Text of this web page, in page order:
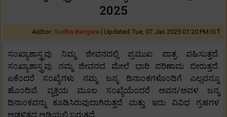
2025
Author: Sudha Bangera | Updated Tue, 07 Jan 2025 01:20 PM IST
ಸಂಖ್ಯಾಶಾಸ್ತ್ರವು ನಿಮ್ಮ ಜೀವನದಲ್ಲಿ ಪ್ರಮುಖ ಪಾತ್ರ ವಹಿಸುತ್ತದೆ.
ಸಂಖ್ಯಾಶಾಸ್ತ್ರವು ನಮ್ಮ ಜೀವನದ ಮೇಲೆ ಭಾರಿ ಪರಿಣಾಮ ಬೀರುತ್ತದೆ.
ಏಕೆಂದರೆ ಸಂಖ್ಯೆಗಳು ನಮ್ಮ ಜನ್ಮ ದಿನಾಂಕಗಳೊಂದಿಗೆ ಎಲ್ಲವನ್ನೂ
ಹೊಂದಿವೆ. ವ್ಯಕ್ತಿಯ ಮೂಲ ಸಂಖ್ಯೆಯೆಂದರೆ ಅವನ/ಅವಳ ಜನ್ಮ
ದಿನಾಂಕವನ್ನು ಕೂಡಿಸಿರುವುದಾಗಿರುತ್ತದೆ ಮತ್ತು ಇದು ವಿವಿಧ ಗ್ರಹಗಳ
ಆಡಳಿತದ ಅಡಿಯಲ್ಲಿ ಬರುತ್ತದೆ.